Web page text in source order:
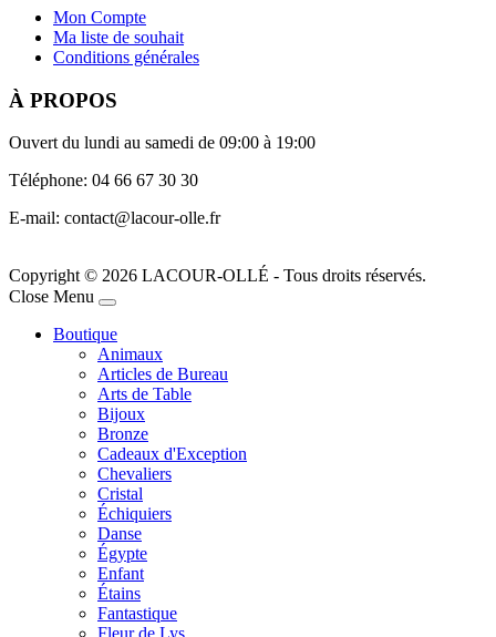
Mon Compte
Ma liste de souhait
Conditions générales
À PROPOS
Ouvert du lundi au samedi de 09:00 à 19:00
Téléphone: 04 66 67 30 30
E-mail: contact@lacour-olle.fr
Copyright © 2026 LACOUR-OLLÉ - Tous droits réservés.
Joomla! 3 Templates
Close Menu
Boutique
Animaux
Articles de Bureau
Arts de Table
Bijoux
Bronze
Cadeaux d'Exception
Chevaliers
Cristal
Échiquiers
Danse
Égypte
Enfant
Étains
Fantastique